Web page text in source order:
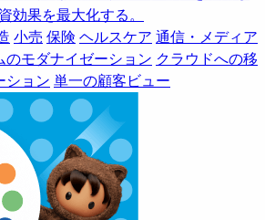
果を最大化する。
小売 保険 ヘルスケア 通信・メディア
のモダナイゼーション クラウドへの移
ション 単一の顧客ビュー